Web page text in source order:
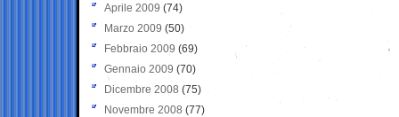
Aprile 2009 (74)
Marzo 2009 (50)
Febbraio 2009 (69)
Gennaio 2009 (70)
Dicembre 2008 (75)
Novembre 2008 (77)